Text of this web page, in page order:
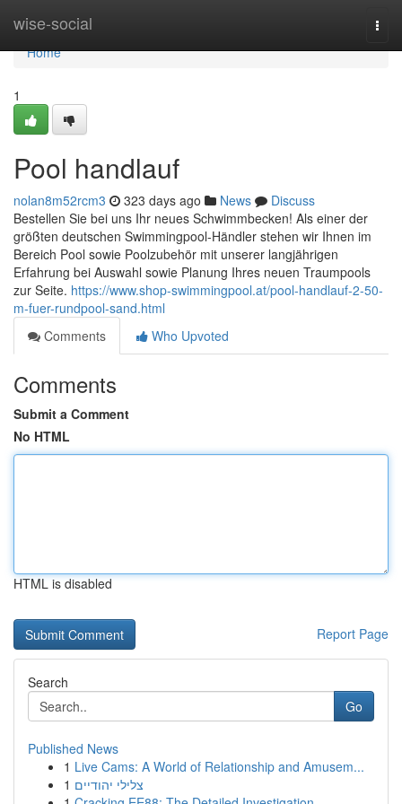
wise-social
Home
Home
1
Pool handlauf
nolan8m52rcm3 323 days ago News
Discuss
Bestellen Sie bei uns Ihr neues Schwimmbecken! Als einer der
größten deutschen Swimmingpool-Händler stehen wir Ihnen im
Bereich Pool sowie Poolzubehör mit unserer langjährigen
Erfahrung bei Auswahl sowie Planung Ihres neuen Traumpools
zur Seite. https://www.shop-swimmingpool.at/pool-handlauf-2-50-
m-fuer-rundpool-sand.html
Comments
Who Upvoted
Comments
Submit a Comment
No HTML
HTML is disabled
Report Page
Search
Go
Published News
1 Live Cams: A World of Relationship and Amusem...
1 צלילי יהודיים